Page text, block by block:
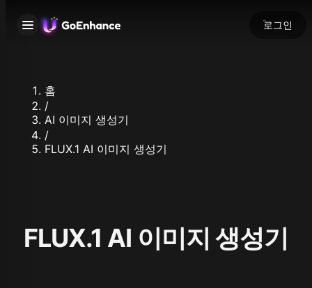
로그인
홈
/
AI 이미지 생성기
/
FLUX.1 AI 이미지 생성기
FLUX.1 AI 이미지 생성기